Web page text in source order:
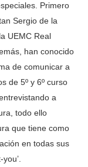
Primero
Sergio de la
UEMC Real
han conocido
de comunicar a
de 5º y 6º curso
a
todo ello
que tiene como
en todas sus